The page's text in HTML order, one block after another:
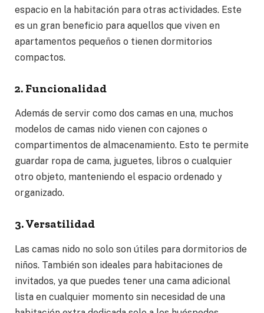
espacio en la habitación para otras actividades. Este
es un gran beneficio para aquellos que viven en
apartamentos pequeños o tienen dormitorios
compactos.
2. Funcionalidad
Además de servir como dos camas en una, muchos
modelos de camas nido vienen con cajones o
compartimentos de almacenamiento. Esto te permite
guardar ropa de cama, juguetes, libros o cualquier
otro objeto, manteniendo el espacio ordenado y
organizado.
3. Versatilidad
Las camas nido no solo son útiles para dormitorios de
niños. También son ideales para habitaciones de
invitados, ya que puedes tener una cama adicional
lista en cualquier momento sin necesidad de una